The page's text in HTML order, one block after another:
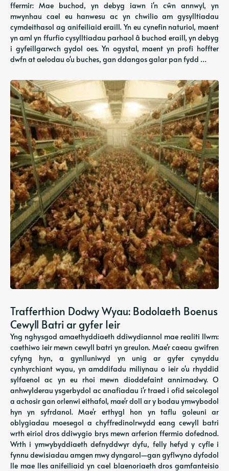
ffermir: Mae buchod, yn debyg iawn i'n cŵn annwyl, yn
mwynhau cael eu hanwesu ac yn chwilio am gysylltiadau
cymdeithasol ag anifeiliaid eraill. Yn eu cynefin naturiol, maent
yn aml yn ffurfio cysylltiadau parhaol â buchod eraill, yn debyg
i gyfeillgarwch gydol oes. Yn ogystal, maent yn profi hoffter
dwfn at aelodau o'u buches, gan ddangos galar pan fydd …
Trafferthion Dodwy Wyau: Bodolaeth Boenus
Cewyll Batri ar gyfer Ieir
Yng nghysgod amaethyddiaeth ddiwydiannol mae realiti llwm:
caethiwo ieir mewn cewyll batri yn greulon. Mae'r caeau gwifren
cyfyng hyn, a gynlluniwyd yn unig ar gyfer cynyddu
cynhyrchiant wyau, yn amddifadu miliynau o ieir o'u rhyddid
sylfaenol ac yn eu rhoi mewn dioddefaint annirnadwy. O
anhwylderau ysgerbydol ac anafiadau i'r traed i ofid seicolegol
a achosir gan orlenwi eithafol, mae'r doll ar y bodau ymwybodol
hyn yn syfrdanol. Mae'r erthygl hon yn taflu goleuni ar
oblygiadau moesegol a chyffredinolrwydd eang cewyll batri
wrth eiriol dros ddiwygio brys mewn arferion ffermio dofednod.
Wrth i ymwybyddiaeth defnyddwyr dyfu, felly hefyd y cyfle i
fynnu dewisiadau amgen mwy dyngarol—gan gyflwyno dyfodol
lle mae lles anifeiliaid yn cael blaenoriaeth dros gamfanteisio